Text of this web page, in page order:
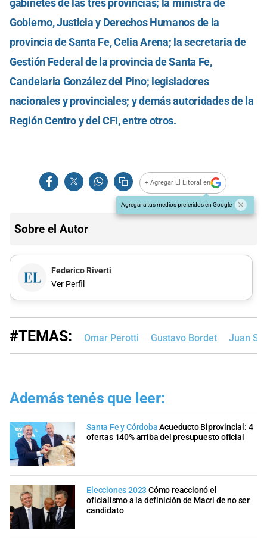
gabinetes de las tres provincias; la ministra de
Gobierno, Justicia y Derechos Humanos de la
provincia de Santa Fe, Celia Arena; la secretaria de
Gestión Federal de la provincia de Santa Fe,
Candelaria González del Pino; legisladores
nacionales y provinciales; y demás autoridades de la
Región Centro y del CFI, entre otros.
+ Agregar El Litoral en
Agregar a tus medios preferidos en Google
Sobre el Autor
Federico Riverti
Ver Perfil
#TEMAS: Omar Perotti Gustavo Bordet Juan
Además tenés que leer:
Santa Fe y CórdobaAcueducto Biprovincial: 4
ofertas 140% arriba del presupuesto oficial
Elecciones 2023Cómo reaccionó el
oficialismo a la definición de Macri de no ser
candidato